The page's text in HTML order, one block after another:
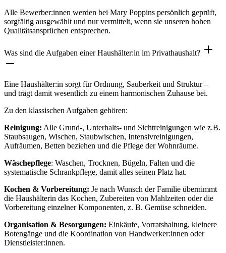
Alle Bewerber:innen werden bei Mary Poppins persönlich geprüft,
sorgfältig ausgewählt und nur vermittelt, wenn sie unseren hohen
Qualitätsansprüchen entsprechen.
Was sind die Aufgaben einer Haushälter:in im Privathaushalt?
Eine Haushälter:in sorgt für Ordnung, Sauberkeit und Struktur –
und trägt damit wesentlich zu einem harmonischen Zuhause bei.
Zu den klassischen Aufgaben gehören:
Reinigung: Alle Grund-, Unterhalts- und Sichtreinigungen wie z.B.
Staubsaugen, Wischen, Staubwischen, Intensivreinigungen,
Aufräumen, Betten beziehen und die Pflege der Wohnräume.
Wäschepflege: Waschen, Trocknen, Bügeln, Falten und die
systematische Schrankpflege, damit alles seinen Platz hat.
Kochen & Vorbereitung: Je nach Wunsch der Familie übernimmt
die Haushälterin das Kochen, Zubereiten von Mahlzeiten oder die
Vorbereitung einzelner Komponenten, z. B. Gemüse schneiden.
Organisation & Besorgungen: Einkäufe, Vorratshaltung, kleinere
Botengänge und die Koordination von Handwerker:innen oder
Dienstleister:innen.